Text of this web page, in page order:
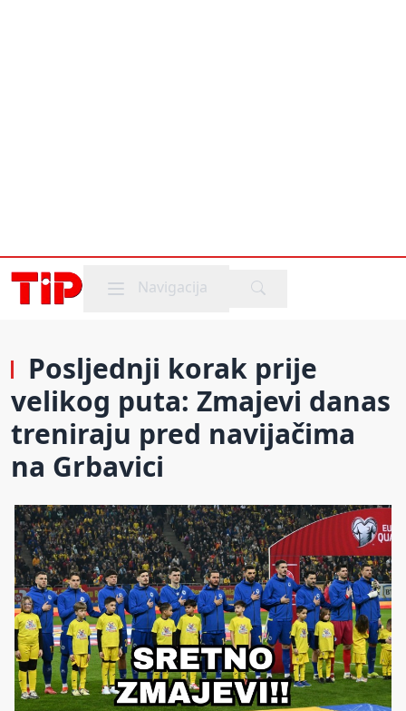
Mobile menu
Navigacija
Posljednji korak prije
velikog puta: Zmajevi danas
treniraju pred navijačima
na Grbavici